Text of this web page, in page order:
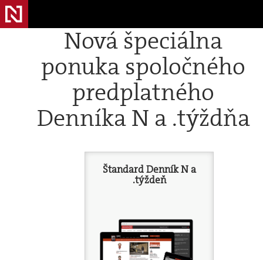
Nová špeciálna
ponuka spoločného
predplatného
Denníka N a .týždňa
Štandard Denník N a
.týždeň